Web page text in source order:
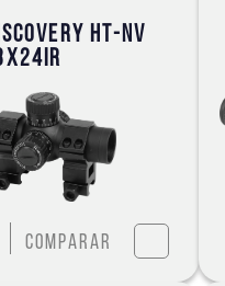
HT-NV
Comparar